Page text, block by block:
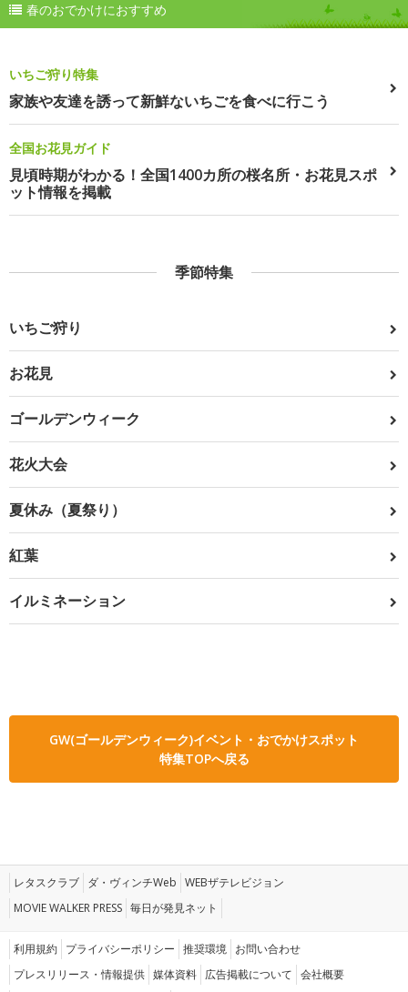
春のおでかけにおすすめ
いちご狩り特集
家族や友達を誘って新鮮ないちごを食べに行こう
全国お花見ガイド
見頃時期がわかる！全国1400カ所の桜名所・お花見スポ
ット情報を掲載
季節特集
いちご狩り
お花見
ゴールデンウィーク
花火大会
夏休み（夏祭り）
紅葉
イルミネーション
GW(ゴールデンウィーク)イベント・おでかけスポット
特集TOPへ戻る
レタスクラブ ダ・ヴィンチWeb WEBザテレビジョン
MOVIE WALKER PRESS 毎日が発見ネット
利用規約 プライバシーポリシー 推奨環境 お問い合わせ
プレスリリース・情報提供 媒体資料 広告掲載について 会社概要